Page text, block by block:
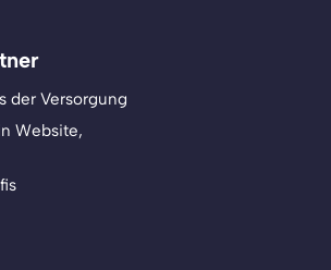
der Versorgung
Website,